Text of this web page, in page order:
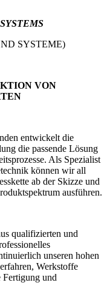
SYSTEME)
VON
entwickelt die
die passende Lösung
Als Spezialist
können wir all
ab der Skizze und
ausführen.
qualifizierten und
unseren hohen
Werkstoffe
Fertigung und